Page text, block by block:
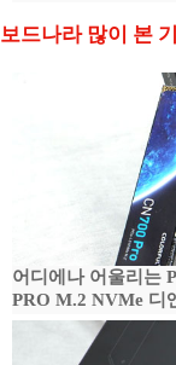
보드나라 많이 본
어디에나 어울리는
PRO M.2 NVMe 디